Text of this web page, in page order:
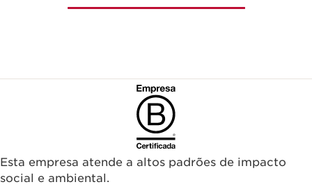
Esta empresa atende a altos padrões de impacto
social e ambiental.